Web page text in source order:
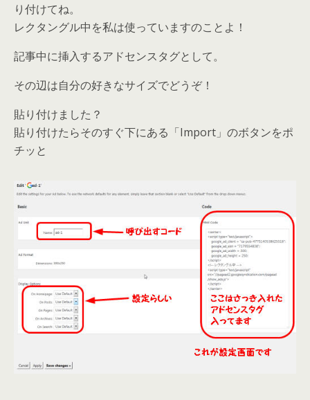
り付けてね。
レクタングル中を私は使っていますのことよ！
記事中に挿入するアドセンスタグとして。
その辺は自分の好きなサイズでどうぞ！
貼り付けました？
貼り付けたらそのすぐ下にある「Import」のボタンをポ
チッと